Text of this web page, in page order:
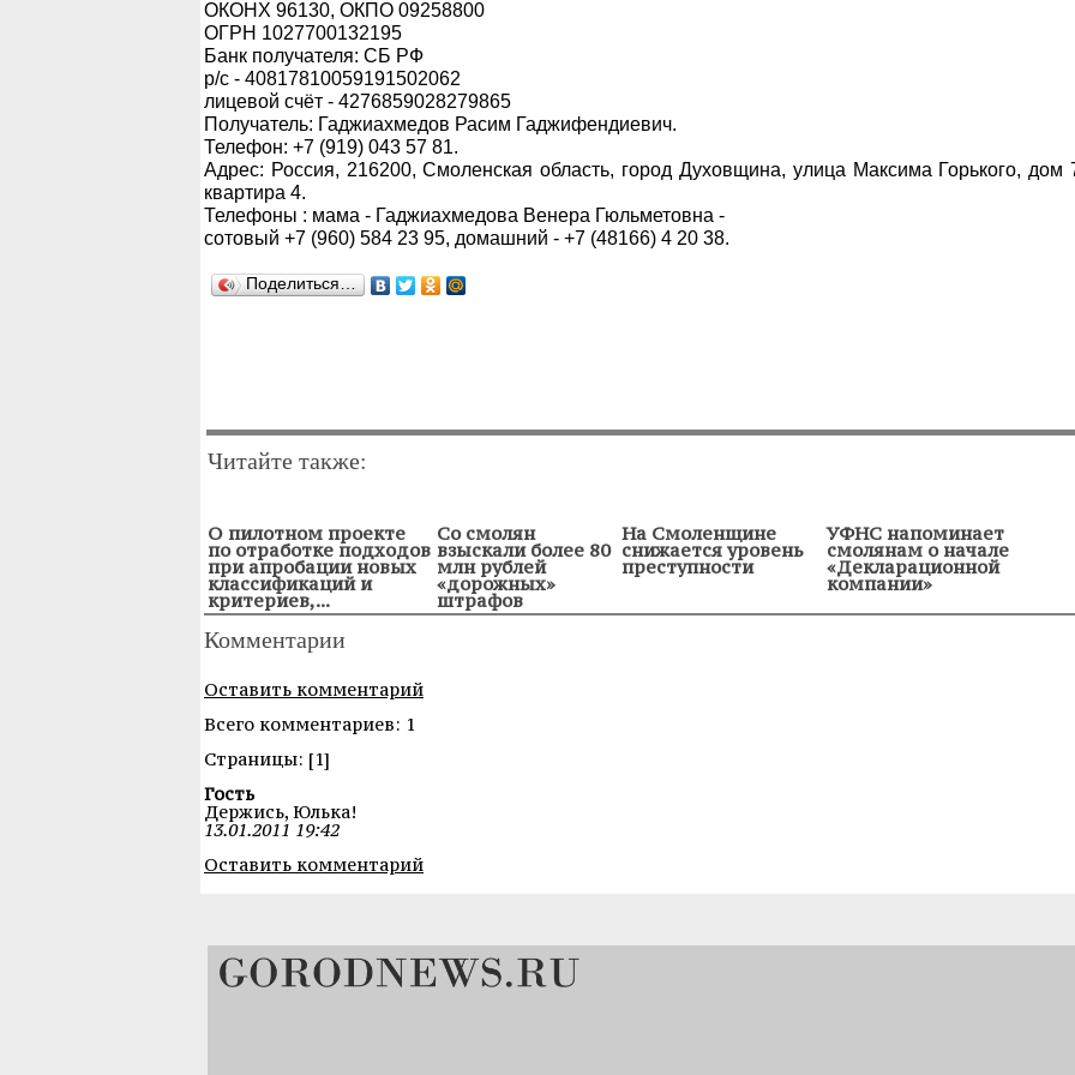
ОКОНХ 96130, ОКПО 09258800
ОГРН 1027700132195
Банк получателя: СБ РФ
р/с - 40817810059191502062
лицевой счёт - 4276859028279865
Получатель: Гаджиахмедов Расим Гаджифендиевич.
Телефон: +7 (919) 043 57 81.
Адрес: Россия, 216200, Смоленская область, город Духовщина, улица Максима Горького, дом
квартира 4.
Телефоны : мама - Гаджиахмедова Венера Гюльметовна -
сотовый +7 (960) 584 23 95, домашний - +7 (48166) 4 20 38.
Поделиться…
Читайте также:
О пилотном проекте
по отработке подходов
при апробации новых
классификаций и
критериев,...
Со смолян
взыскали более 80
млн рублей
«дорожных»
штрафов
На Смоленщине
снижается уровень
преступности
УФНС напоминает
смолянам о начале
«Декларационной
компании»
Комментарии
Оставить комментарий
Всего комментариев: 1
Cтраницы: [1]
Гость
Держись, Юлька!
13.01.2011 19:42
Оставить комментарий